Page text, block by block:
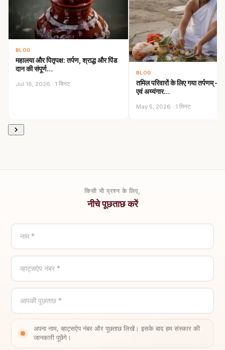
BLOG
महालया और पितृपक्ष: तर्पण, श्राद्ध और पिंड
दान की संपूर्ण…
Jul 16, 2026 · 1 मिनट
BLOG
तमिल परिवारों के लिए गया तर्पणम् —
एवं अय्यंगार…
May 5, 2026 · 1 मिनट
किसी भी प्रश्न के लिए,
नीचे पूछताछ करें
नाम *
व्हाट्सऐप नंबर *
आपकी पूछताछ *
अपना नाम, व्हाट्सऐप नंबर और पूछताछ लिखें। इसके बाद हम संस्कार की
जानकारी पूछेंगे।